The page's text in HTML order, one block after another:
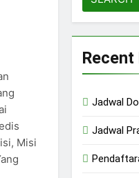
Misi
Jadwal
Jadwal